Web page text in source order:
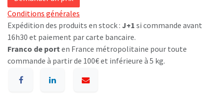
Conditions générales
Expédition des produits en stock : J+1 si commande avant
16h30 et paiement par carte bancaire.
Franco de port en France métropolitaine pour toute
commande à partir de 100€ et inférieure à 5 kg.